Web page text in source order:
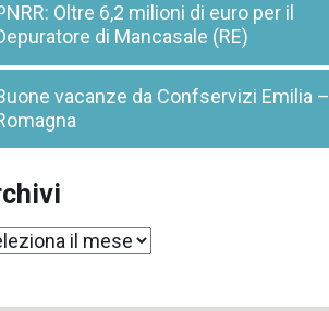
Oltre 6,2 milioni di euro per il
di Mancasale (RE)
vacanze da Confservizi Emilia –